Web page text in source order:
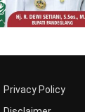
Privacy Policy